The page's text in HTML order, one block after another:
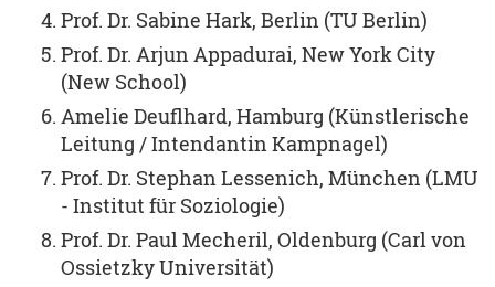
Prof. Dr. Sabine Hark, Berlin (TU Berlin)
Prof. Dr. Arjun Appadurai, New York City
(New School)
Amelie Deuflhard, Hamburg (Künstlerische
Leitung / Intendantin Kampnagel)
Prof. Dr. Stephan Lessenich, München (LMU
- Institut für Soziologie)
Prof. Dr. Paul Mecheril, Oldenburg (Carl von
Ossietzky Universität)